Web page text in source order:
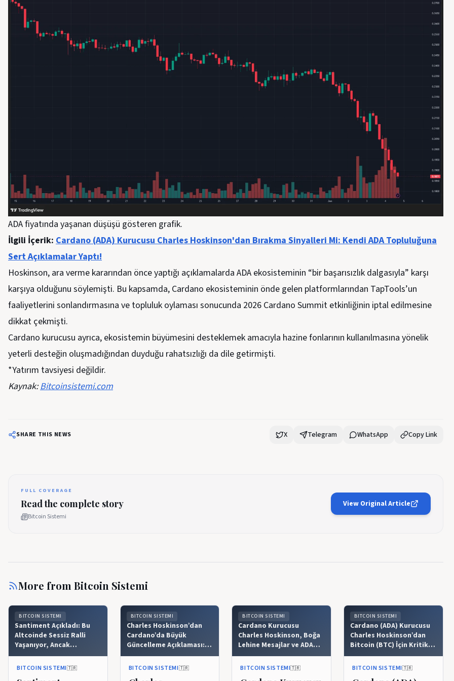
ADA fiyatında yaşanan düşüşü gösteren grafik.
İlgili İçerik: Cardano (ADA) Kurucusu Charles Hoskinson'dan Bırakma Sinyalleri Mi: Kendi ADA Topluluğuna
Sert Açıklamalar Yaptı!
Hoskinson, ara verme kararından önce yaptığı açıklamalarda ADA ekosisteminin “bir başarısızlık dalgasıyla” karşı
karşıya olduğunu söylemişti. Bu kapsamda, Cardano ekosisteminin önde gelen platformlarından TapTools’un
faaliyetlerini sonlandırmasına ve topluluk oylaması sonucunda 2026 Cardano Summit etkinliğinin iptal edilmesine
dikkat çekmişti.
Cardano kurucusu ayrıca, ekosistemin büyümesini desteklemek amacıyla hazine fonlarının kullanılmasına yönelik
yeterli desteğin oluşmadığından duyduğu rahatsızlığı da dile getirmişti.
*Yatırım tavsiyesi değildir.
Kaynak:Bitcoinsistemi.com
SHARE THIS NEWS X Telegram WhatsApp Copy Link
FULL COVERAGE
Read the complete story
Bitcoin Sistemi
View Original Article
More from Bitcoin Sistemi
BITCOIN SISTEMI
Santiment Açıkladı: Bu
Altcoinde Sessiz Ralli
Yaşanıyor, Ancak
Perakende Yatırımcılar
Halâ Farkında Değil!
BITCOIN SISTEMI🇹🇷
BITCOIN SISTEMI
Charles Hoskinson’dan
Cardano’da Büyük
Güncelleme Açıklaması:
“Tam 60 Kat…”
BITCOIN SISTEMI🇹🇷
BITCOIN SISTEMI
Cardano Kurucusu
Charles Hoskinson, Boğa
Lehine Mesajlar ve ADA
Sahiplerine Airdrop
Sinyali Verdi!
BITCOIN SISTEMI🇹🇷
BITCOIN SISTEMI
Cardano (ADA) Kurucusu
Charles Hoskinson’dan
Bitcoin (BTC) İçin Kritik
Uyarı: “Buna Uyum
Sağlayamazsa Liderliği
BITCOIN SISTEMI🇹🇷